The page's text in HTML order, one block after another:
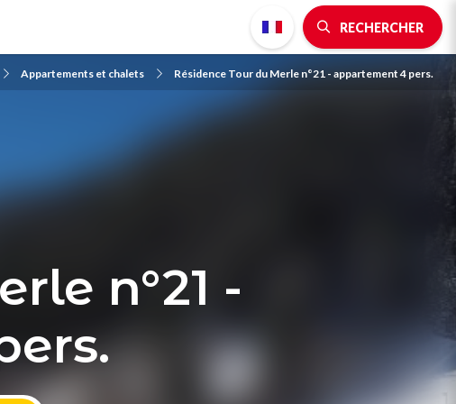
RECHERCHER
Appartements et chalets Résidence Tour du Merle n°21 - appartement 4 pers.
n°21 -